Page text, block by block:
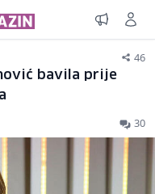
46
bavila prije
30